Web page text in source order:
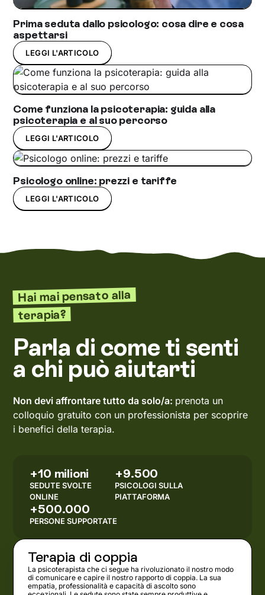
Prima seduta dallo psicologo: cosa dire e cosa
aspettarsi
LEGGI L'ARTICOLO
Come funziona la psicoterapia: guida alla
psicoterapia e al suo percorso
LEGGI L'ARTICOLO
Psicologo online: prezzi e tariffe
LEGGI L'ARTICOLO
Hai mai pensato alla
terapia?
Parla di come ti senti
a chi può aiutarti
Non devi affrontare tutto da solo/a: prenota un
colloquio gratuito con un professionista per scoprire
i benefici della terapia.
+10 milioni
SEDUTE SVOLTE
ONLINE
+9.500
PSICOLOGI SULLA
PIATTAFORMA
+500.000
PERSONE SUPPORTATE
Terapia di coppia
La psicoterapista che ci segue ha rivoluzionato il nostro modo
di comunicare e capire il nostro rapporto di coppia. La sua
empatia, professionalità e capacità di ascolto sono